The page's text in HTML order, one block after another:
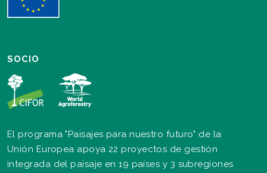
SOCIO
El programa "Paisajes para nuestro futuro" de la
Unión Europea apoya 22 proyectos de gestión
integrada del paisaje en 19 países y 3 subregiones